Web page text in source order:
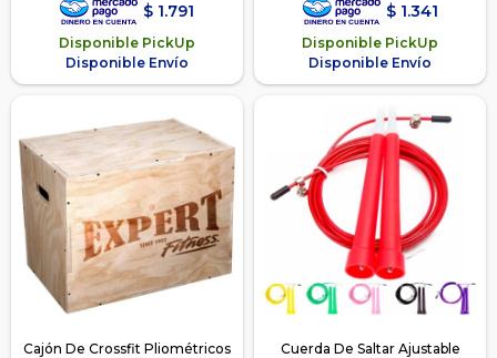
$ 1.791
Disponible PickUp
Disponible Envío
$ 1.341
Disponible PickUp
Disponible Envío
Cajón De Crossfit Pliométricos
Cuerda De Saltar Ajustable